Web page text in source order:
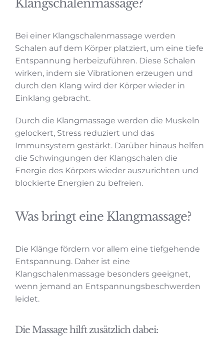
Klangschalenmassage?
Bei einer Klangschalenmassage werden
Schalen auf dem Körper platziert, um eine tiefe
Entspannung herbeizuführen. Diese Schalen
wirken, indem sie Vibrationen erzeugen und
durch den Klang wird der Körper wieder in
Einklang gebracht.
Durch die Klangmassage werden die Muskeln
gelockert, Stress reduziert und das
Immunsystem gestärkt. Darüber hinaus helfen
die Schwingungen der Klangschalen die
Energie des Körpers wieder auszurichten und
blockierte Energien zu befreien.
Was bringt eine Klangmassage?
Die Klänge fördern vor allem eine tiefgehende
Entspannung. Daher ist eine
Klangschalenmassage besonders geeignet,
wenn jemand an Entspannungsbeschwerden
leidet.
Die Massage hilft zusätzlich dabei: